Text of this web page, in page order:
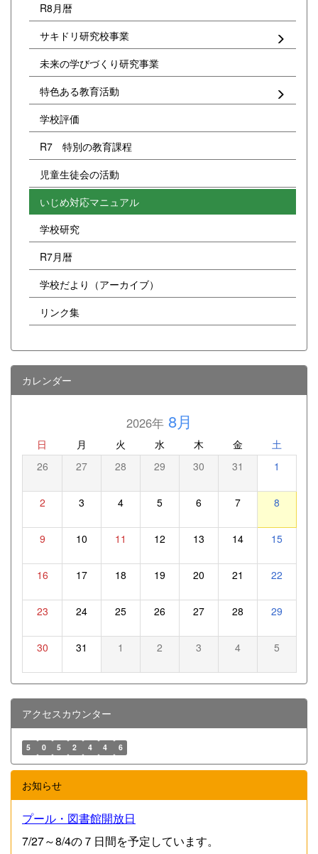
R8月暦
サキドリ研究校事業
未来の学びづくり研究事業
特色ある教育活動
学校評価
R7 特別の教育課程
児童生徒会の活動
いじめ対応マニュアル
学校研究
R7月暦
学校だより（アーカイブ）
リンク集
カレンダー
2026年8月
日 月 火 水 木 金 土
26 27 28 29 30 31 1
2 3 4 5 6 7 8
9 10 11 12 13 14 15
16 17 18 19 20 21 22
23 24 25 26 27 28 29
30 31 1 2 3 4 5
アクセスカウンター
5 0 5 2 4 4 6
お知らせ
プール・図書館開放日
7/27～8/4の７日間を予定しています。